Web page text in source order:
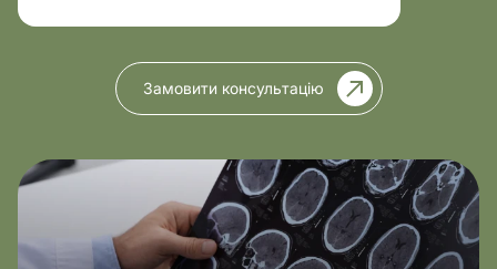
Замовити консультацію